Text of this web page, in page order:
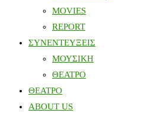
MOVIES
REPORT
ΣΥΝΕΝΤΕΥΞΕΙΣ
ΜΟΥΣΙΚΗ
ΘΕΑΤΡΟ
ΘΕΑΤΡΟ
ABOUT US